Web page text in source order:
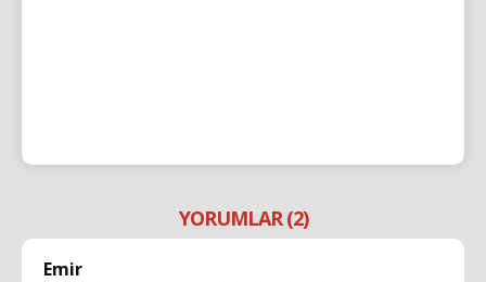
YORUMLAR (2)
Emir